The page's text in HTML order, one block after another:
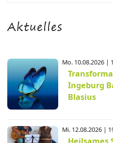
Aktuelles
Mo. 10.08.2026 |
Ingeburg
Blasius
Mi. 12.08.2026 |